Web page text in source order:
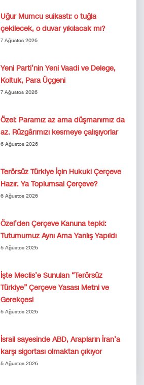
Uğur Mumcu suikastı: o tuğla
çekilecek, o duvar yıkılacak mı?
7 Ağustos 2026
Yeni Parti’nin Yeni Vaadi ve Delege,
Koltuk, Para Üçgeni
7 Ağustos 2026
Özel: Paramız az ama düşmanımız da
az. Rüzgârımızı kesmeye çalışıyorlar
6 Ağustos 2026
Terörsüz Türkiye İçin Hukuki Çerçeve
Hazır. Ya Toplumsal Çerçeve?
6 Ağustos 2026
Özel’den Çerçeve Kanuna tepki:
Tutumumuz Aynı Ama Yanlış Yapıldı
5 Ağustos 2026
İşte Meclis’e Sunulan “Terörsüz
Türkiye” Çerçeve Yasası Metni ve
Gerekçesi
5 Ağustos 2026
İsrail sayesinde ABD, Arapların İran’a
karşı sigortası olmaktan çıkıyor
5 Ağustos 2026